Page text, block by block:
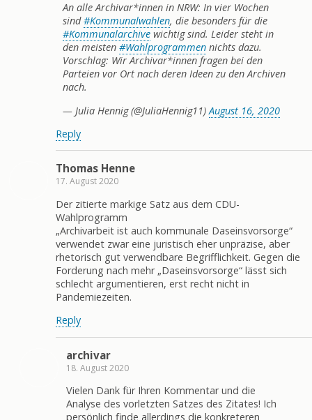
An alle Archivar*innen in NRW: In vier Wochen
sind#Kommunalwahlen, die besonders für die
#Kommunalarchive wichtig sind. Leider steht in
den meisten #Wahlprogrammen nichts dazu.
Vorschlag: Wir Archivar*innen fragen bei den
Parteien vor Ort nach deren Ideen zu den Archiven
nach.
— Julia Hennig (@JuliaHennig11) August 16, 2020
Reply
Thomas Henne
17. August 2020
Der zitierte markige Satz aus dem CDU-
Wahlprogramm
„Archivarbeit ist auch kommunale Daseinsvorsorge“
verwendet zwar eine juristisch eher unpräzise, aber
rhetorisch gut verwendbare Begrifflichkeit. Gegen die
Forderung nach mehr „Daseinsvorsorge“ lässt sich
schlecht argumentieren, erst recht nicht in
Pandemiezeiten.
Reply
archivar
18. August 2020
Vielen Dank für Ihren Kommentar und die
Analyse des vorletzten Satzes des Zitates! Ich
persönlich finde allerdings die konkreteren